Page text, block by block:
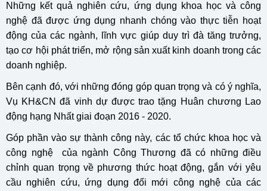
Những kết quả nghiên cứu, ứng dụng khoa học và công
nghệ đã được ứng dụng nhanh chóng vào thực tiễn hoạt
động của các ngành, lĩnh vực giúp duy trì đà tăng trưởng,
tạo cơ hội phát triển, mở rộng sản xuất kinh doanh trong các
doanh nghiệp.
Bên cạnh đó, với những đóng góp quan trọng và có ý nghĩa,
Vụ KH&CN đã vinh dự được trao tặng Huân chương Lao
động hạng Nhất giai đoạn 2016 - 2020.
Góp phần vào sự thành công này, các tổ chức khoa học và
công nghệ của ngành Công Thương đã có những điều
chỉnh quan trọng về phương thức hoạt động, gắn với yêu
cầu nghiên cứu, ứng dụng đổi mới công nghệ của các